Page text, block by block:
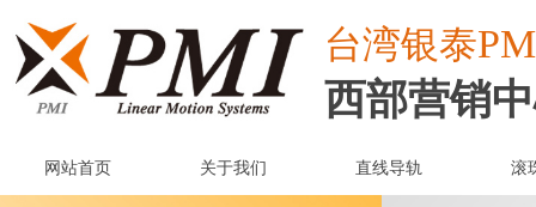
台湾银泰
西部营销
网站首页 关于我们 直线导轨 滚